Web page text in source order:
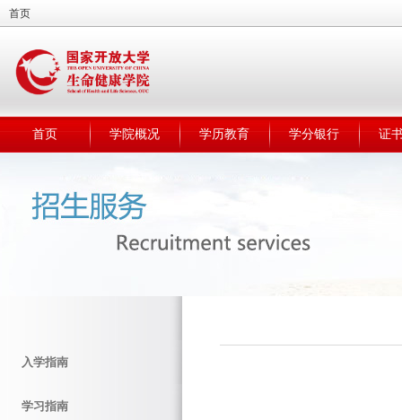
首页
首页 学院概况 学历教育 学分银行 证
入学指南
学习指南